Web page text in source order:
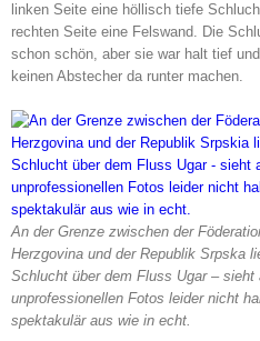
linken Seite eine höllisch tiefe
rechten Seite eine Felswand. Die
schon schön, aber sie war halt tief
keinen Abstecher da runter machen.
An der Grenze zwischen der
Herzgovina und der Republik Srpska
Schlucht über dem Fluss Ugar – sieht
unprofessionellen Fotos leider nicht
spektakulär aus wie in echt.